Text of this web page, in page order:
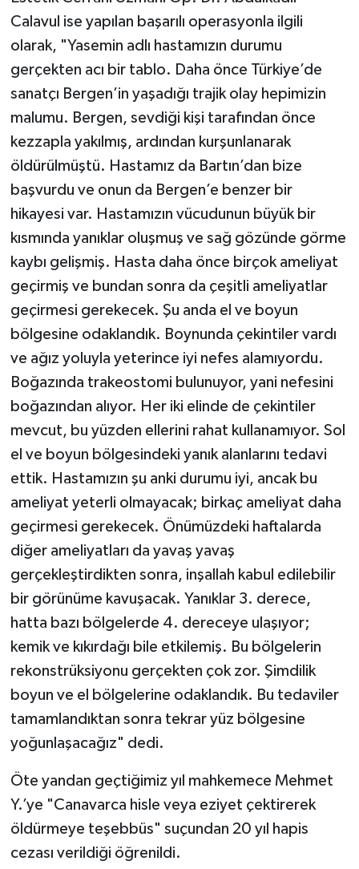
Calavul ise yapılan başarılı operasyonla ilgili
olarak, "Yasemin adlı hastamızın durumu
gerçekten acı bir tablo. Daha önce Türkiye’de
sanatçı Bergen’in yaşadığı trajik olay hepimizin
malumu. Bergen, sevdiği kişi tarafından önce
kezzapla yakılmış, ardından kurşunlanarak
öldürülmüştü. Hastamız da Bartın’dan bize
başvurdu ve onun da Bergen’e benzer bir
hikayesi var. Hastamızın vücudunun büyük bir
kısmında yanıklar oluşmuş ve sağ gözünde görme
kaybı gelişmiş. Hasta daha önce birçok ameliyat
geçirmiş ve bundan sonra da çeşitli ameliyatlar
geçirmesi gerekecek. Şu anda el ve boyun
bölgesine odaklandık. Boynunda çekintiler vardı
ve ağız yoluyla yeterince iyi nefes alamıyordu.
Boğazında trakeostomi bulunuyor, yani nefesini
boğazından alıyor. Her iki elinde de çekintiler
mevcut, bu yüzden ellerini rahat kullanamıyor. Sol
el ve boyun bölgesindeki yanık alanlarını tedavi
ettik. Hastamızın şu anki durumu iyi, ancak bu
ameliyat yeterli olmayacak; birkaç ameliyat daha
geçirmesi gerekecek. Önümüzdeki haftalarda
diğer ameliyatları da yavaş yavaş
gerçekleştirdikten sonra, inşallah kabul edilebilir
bir görünüme kavuşacak. Yanıklar 3. derece,
hatta bazı bölgelerde 4. dereceye ulaşıyor;
kemik ve kıkırdağı bile etkilemiş. Bu bölgelerin
rekonstrüksiyonu gerçekten çok zor. Şimdilik
boyun ve el bölgelerine odaklandık. Bu tedaviler
tamamlandıktan sonra tekrar yüz bölgesine
yoğunlaşacağız" dedi.
Öte yandan geçtiğimiz yıl mahkemece Mehmet
Y.’ye "Canavarca hisle veya eziyet çektirerek
öldürmeye teşebbüs" suçundan 20 yıl hapis
cezası verildiği öğrenildi.